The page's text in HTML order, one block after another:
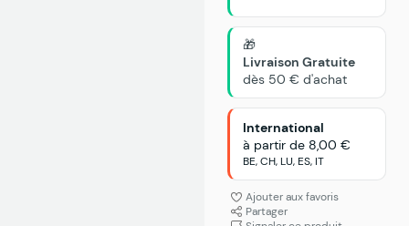
🎁
Livraison Gratuite
dès 50 € d'achat
International
à partir de 8,00 €
BE, CH, LU, ES, IT
Ajouter aux favoris
Partager